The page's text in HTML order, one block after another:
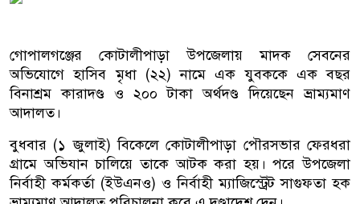
গোপালগঞ্জের কোটালীপাড়া উপজেলায় মাদক সেবনের
অভিযোগে হাসিব মৃধা (২২) নামে এক যুবককে এক বছর
বিনাশ্রম কারাদণ্ড ও ২০০ টাকা অর্থদণ্ড দিয়েছেন ভ্রাম্যমাণ
আদালত।
বুধবার (১ জুলাই) বিকেলে কোটালীপাড়া পৌরসভার ফেরধরা
গ্রামে অভিযান চালিয়ে তাকে আটক করা হয়। পরে উপজেলা
নির্বাহী কর্মকর্তা (ইউএনও) ও নির্বাহী ম্যাজিস্ট্রেট সাগুফতা হক